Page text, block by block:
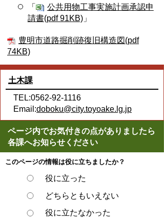
「
公共用物工事実施計画承認申
請書(pdf 91KB)」
豊明市道路掘削跡復旧構造図(pdf
74KB)
土木課
TEL:0562-92-1116
Email:doboku@city.toyoake.lg.jp
ページ内でお気付きの点がありましたら
各課へお知らせください
このページの情報は役に立ちましたか？
役に立った
どちらともいえない
役に立たなかった